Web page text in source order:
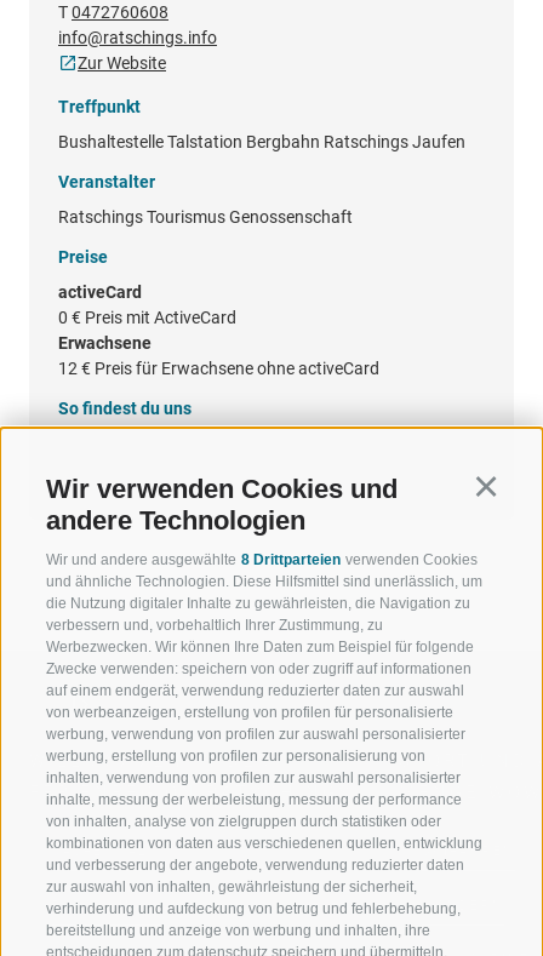
Wir verwenden Cookies und
andere Technologien
Wir und andere ausgewählte 8 Drittparteien verwenden Cookies
und ähnliche Technologien. Diese Hilfsmittel sind unerlässlich, um
die Nutzung digitaler Inhalte zu gewährleisten, die Navigation zu
verbessern und, vorbehaltlich Ihrer Zustimmung, zu
Werbezwecken. Wir können Ihre Daten zum Beispiel für folgende
Zwecke verwenden: speichern von oder zugriff auf informationen
auf einem endgerät, verwendung reduzierter daten zur auswahl
von werbeanzeigen, erstellung von profilen für personalisierte
werbung, verwendung von profilen zur auswahl personalisierter
werbung, erstellung von profilen zur personalisierung von
inhalten, verwendung von profilen zur auswahl personalisierter
inhalte, messung der werbeleistung, messung der performance
von inhalten, analyse von zielgruppen durch statistiken oder
kombinationen von daten aus verschiedenen quellen, entwicklung
und verbesserung der angebote, verwendung reduzierter daten
zur auswahl von inhalten, gewährleistung der sicherheit,
verhinderung und aufdeckung von betrug und fehlerbehebung,
bereitstellung und anzeige von werbung und inhalten, ihre
entscheidungen zum datenschutz speichern und übermitteln,
T0472760608
info@ratschings.info
Zur Website
Treffpunkt
Bushaltestelle Talstation Bergbahn Ratschings Jaufen
Veranstalter
Ratschings Tourismus Genossenschaft
Preise
activeCard
0 € Preis mit ActiveCard
Erwachsene
12 € Preis für Erwachsene ohne activeCard
So findest du uns
WILLKOMMEN IN DER
FERIENREGION RATSCHINGS
JAUFENTAL
RATSCHINGS
SPORT UND
MENGE
SKIFAHREN
WANDERN